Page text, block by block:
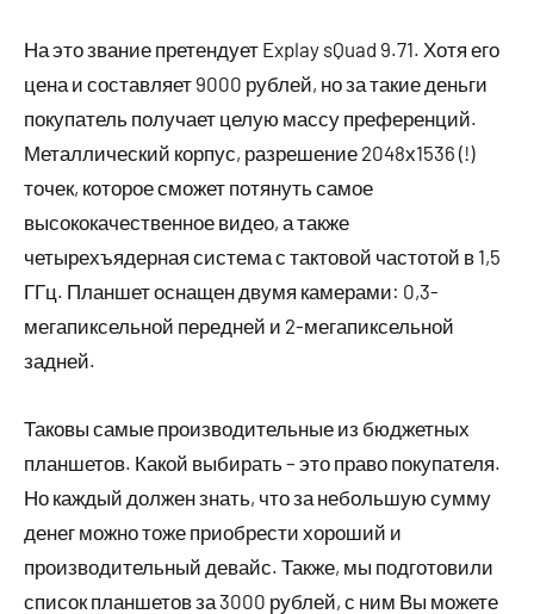
На это звание претендует Explay sQuad 9.71. Хотя его
цена и составляет 9000 рублей, но за такие деньги
покупатель получает целую массу преференций.
Металлический корпус, разрешение 2048х1536 (!)
точек, которое сможет потянуть самое
высококачественное видео, а также
четырехъядерная система с тактовой частотой в 1,5
ГГц. Планшет оснащен двумя камерами: 0,3-
мегапиксельной передней и 2-мегапиксельной
задней.
Таковы самые производительные из бюджетных
планшетов. Какой выбирать – это право покупателя.
Но каждый должен знать, что за небольшую сумму
денег можно тоже приобрести хороший и
производительный девайс. Также, мы подготовили
список планшетов за 3000 рублей, с ним Вы можете